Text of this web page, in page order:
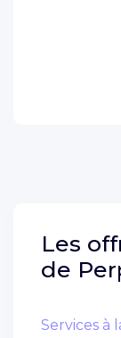
Les
de
Services à